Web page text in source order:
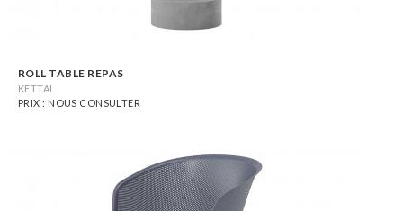
ROLL TABLE REPAS
KETTAL
PRIX : NOUS CONSULTER